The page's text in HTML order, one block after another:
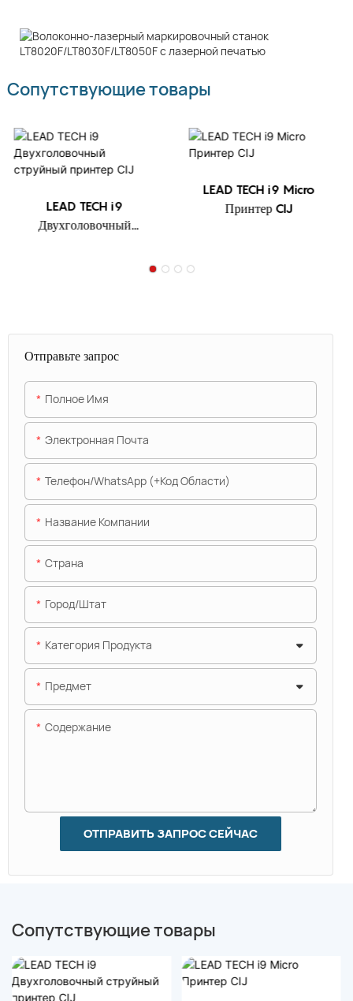
Сопутствующие товары
LEAD TECH i9
Двухголовочный
LEAD TECH i9 Micro
Принтер CIJ
Отправьте запрос
Полное Имя
Электронная Почта
Телефон/WhatsApp (+код Области)
Название Компании
Страна
Город/штат
Категория Продукта
Предмет
Содержание
ОТПРАВИТЬ ЗАПРОС СЕЙЧАС
Сопутствующие товары